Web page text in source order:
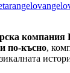
компания
по-късно,